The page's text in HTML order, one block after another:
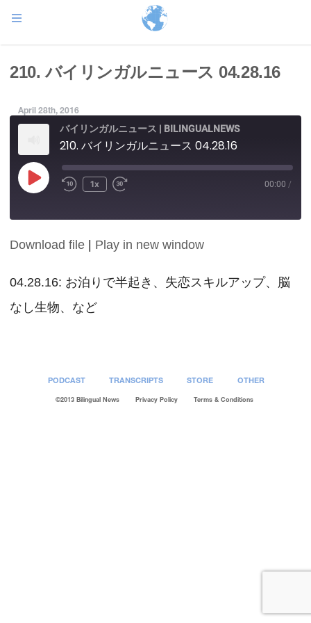
210. バイリンガルニュース 04.28.16
April 28th, 2016
バイリンガルニュース | BILINGUALNEWS
210. バイリンガルニュース 04.28.16
Play
Episode
1x 00:00 /
SHARE
LINK
EMBED
Download file Play in new window
04.28.16: お泊りで半起き、失恋スキルアップ、脳
なし生物、など
PODCAST TRANSCRIPTS STORE OTHER
©2013 Bilingual News Privacy Policy Terms & Conditions